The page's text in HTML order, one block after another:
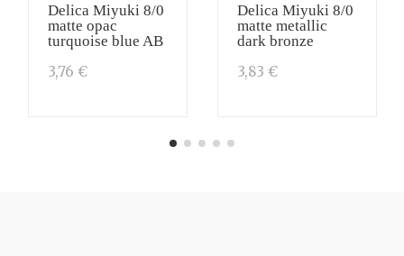
Delica Miyuki 8/0
matte opac
turquoise blue AB
3,76 €
Delica Miyuki 8/0
matte metallic
dark bronze
3,83 €